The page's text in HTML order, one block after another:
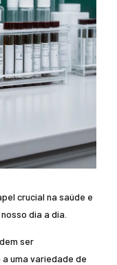
crucial na saúde e
dia a dia.
ser
uma variedade de